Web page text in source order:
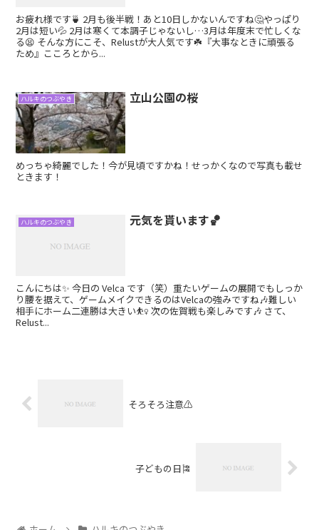
お疲れ様です🍵 2月も後半戦！あと10日しかないんですね🤔やっぱり
2月は短い💦 2月は寒くて本調子じゃないし…3月は年度末で忙しくな
る😫 そんな方にこそ、Relustが大人気です☘️『大事なときに頑張る
ため』こころとから...
ハルキのつぶやき 立山公園の桜
めっちゃ綺麗でした！今が見頃ですかね！せっかくなので写真も載せ
ときます！
ハルキのつぶやき 元気を貰います🏀
こんにちは✨ 今日の Velca です（笑）重たいゲームの展開でもしっか
り腰を据えて、ゲームメイクできるのはVelcaの強みですね🎶難しい
相手にホーム二連勝は大きい⛹️‍♀️ 次の佐賀戦も楽しみです🎶 さて、
Relust...
そろそろ注意⚠️
子どもの日🎏